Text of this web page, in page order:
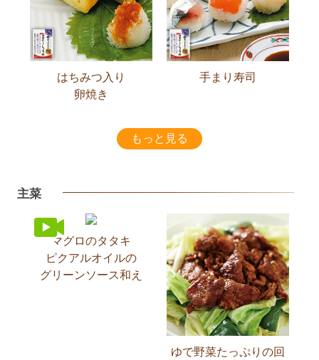
はちみつ入り
卵焼き
手まり寿司
もっと見る
主菜
マグロのタタキ
ピクアルオイルの
グリーンソース和え
ゆで野菜たっぷりの回